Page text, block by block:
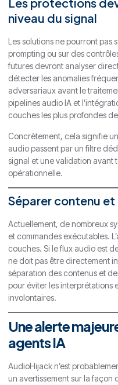
niveau du signal
Les solutions ne pourront pas
prompting ou sur des
futures devront analyser
détecter les anomalies
adversariaux avant le
pipelines audio IA et
couches les plus profondes
Concrètement, cela signifie
audio passent par un filtre
signal et une validation avant
opérationnelle.
Séparer contenu
Actuellement, de nombreux
et commandes exécutables.
couches. Si le flux audio est
ne doit pas être directement
séparation des contenus et
pour éviter les interprétations
involontaires.
Une alerte
agents IA
AudioHijack n’est
un avertissement sur la façon